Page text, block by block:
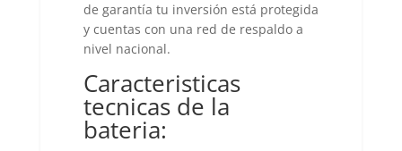
de garantía tu inversión está protegida
y cuentas con una red de respaldo a
nivel nacional.
Caracteristicas
tecnicas de la
bateria: